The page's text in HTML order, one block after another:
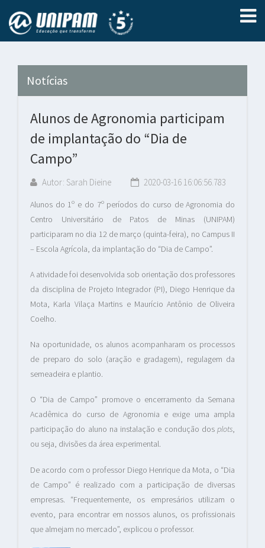
Notícias
Alunos de Agronomia participam
de implantação do “Dia de
Campo”
Autor: Sarah Dieine 2020-03-16 16:06:56.783
Alunos do 1º e do 7º períodos do curso de Agronomia do
Centro Universitário de Patos de Minas (UNIPAM)
participaram no dia 12 de março (quinta-feira), no Campus II
– Escola Agrícola, da implantação do “Dia de Campo”.
A atividade foi desenvolvida sob orientação dos professores
da disciplina de Projeto Integrador (PI), Diego Henrique da
Mota, Karla Vilaça Martins e Maurício Antônio de Oliveira
Coelho.
Na oportunidade, os alunos acompanharam os processos
de preparo do solo (aração e gradagem), regulagem da
semeadeira e plantio.
O “Dia de Campo” promove o encerramento da Semana
Acadêmica do curso de Agronomia e exige uma ampla
participação do aluno na instalação e condução dos plots,
ou seja, divisões da área experimental.
De acordo com o professor Diego Henrique da Mota, o “Dia
de Campo” é realizado com a participação de diversas
empresas. “Frequentemente, os empresários utilizam o
evento, para encontrar em nossos alunos, os profissionais
que almejam no mercado”, explicou o professor.